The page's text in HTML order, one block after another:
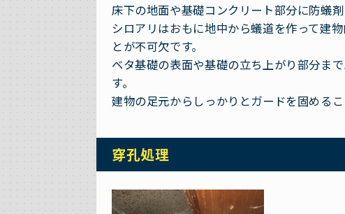
床下の地面や基礎コンクリート部分に防蟻
シロアリはおもに地中から蟻道を作って建
とが不可欠です。
ベタ基礎の表面や基礎の立ち上がり部分ま
す。
建物の足元からしっかりとガードを固める
穿孔処理